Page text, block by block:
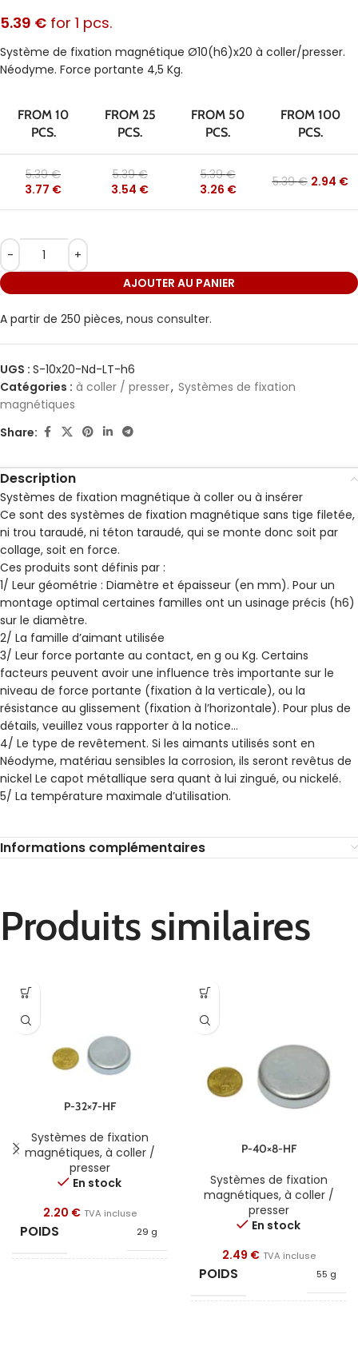
5.39 € for 1 pcs.
Système de fixation magnétique Ø10(h6)x20 à coller/presser.
Néodyme. Force portante 4,5 Kg.
FROM 10
PCS.
FROM 25
PCS.
FROM 50
PCS.
FROM 100
PCS.
5.39€
3.77 €
5.39€
3.54 €
5.39€
3.26 € 5.39€ 2.94 €
AJOUTER AU PANIER
A partir de 250 pièces, nous consulter.
UGS : S-10x20-Nd-LT-h6
Catégories : à coller / presser, Systèmes de fixation
magnétiques
Share:
Description
Systèmes de fixation magnétique à coller ou à insérer
Ce sont des systèmes de fixation magnétique sans tige filetée,
ni trou taraudé, ni téton taraudé, qui se monte donc soit par
collage, soit en force.
Ces produits sont définis par :
1/ Leur géométrie : Diamètre et épaisseur (en mm). Pour un
montage optimal certaines familles ont un usinage précis (h6)
sur le diamètre.
2/ La famille d’aimant utilisée
3/ Leur force portante au contact, en g ou Kg. Certains
facteurs peuvent avoir une influence très importante sur le
niveau de force portante (fixation à la verticale), ou la
résistance au glissement (fixation à l’horizontale). Pour plus de
détails, veuillez vous rapporter à la notice…
4/ Le type de revêtement. Si les aimants utilisés sont en
Néodyme, matériau sensibles la corrosion, ils seront revêtus de
nickel Le capot métallique sera quant à lui zingué, ou nickelé.
5/ La température maximale d’utilisation.
Informations complémentaires
Produits similaires
P-32×7-HF
Systèmes de fixation
magnétiques, à coller /
presser
En stock
2.20 € TVA incluse
POIDS 29 g
P-40×8-HF
Systèmes de fixation
magnétiques, à coller /
presser
En stock
2.49 € TVA incluse
POIDS 55 g